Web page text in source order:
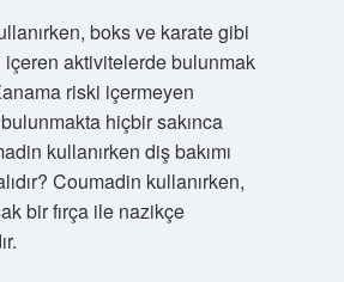
boks ve karate gibi
içeren aktivitelerde bulunmak
riski içermeyen
hiçbir sakınca
kullanırken diş bakımı
Coumadin kullanırken,
bir fırça ile nazikçe